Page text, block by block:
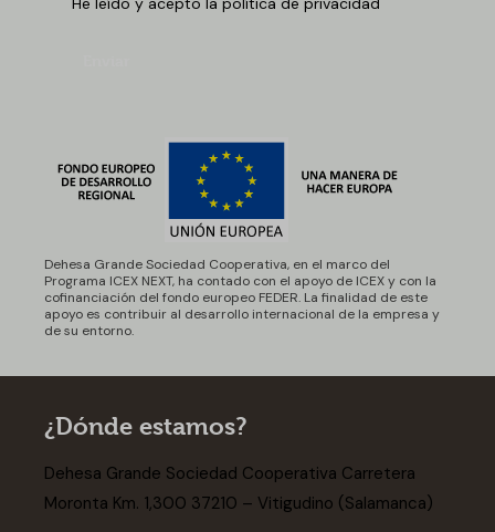
¿Dónde estamos?
Dehesa Grande Sociedad Cooperativa Carretera
Moronta Km. 1,300 37210 – Vitigudino (Salamanca)
Dehesa Grande Sociedad Cooperativa, en el marco del
Programa ICEX NEXT, ha contado con el apoyo de ICEX y con la
cofinanciación del fondo europeo FEDER. La finalidad de este
apoyo es contribuir al desarrollo internacional de la empresa y
de su entorno.